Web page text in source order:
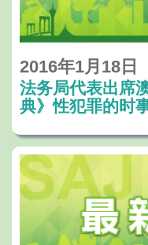
2016年1月18日
法务局代表出席
典》性犯罪的时